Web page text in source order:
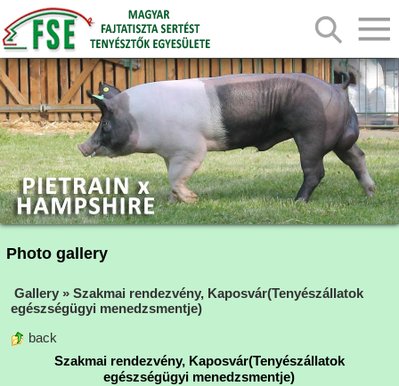
Photo gallery
Gallery» Szakmai rendezvény, Kaposvár(Tenyészállatok
egészségügyi menedzsmentje)
back
Szakmai rendezvény, Kaposvár(Tenyészállatok
egészségügyi menedzsmentje)